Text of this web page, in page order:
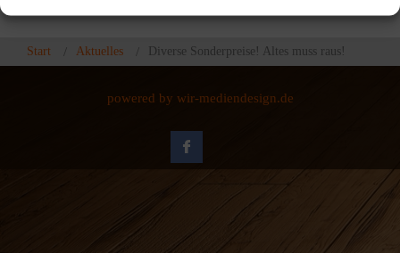
Start Aktuelles Diverse Sonderpreise! Altes muss raus!
powered by wir-mediendesign.de